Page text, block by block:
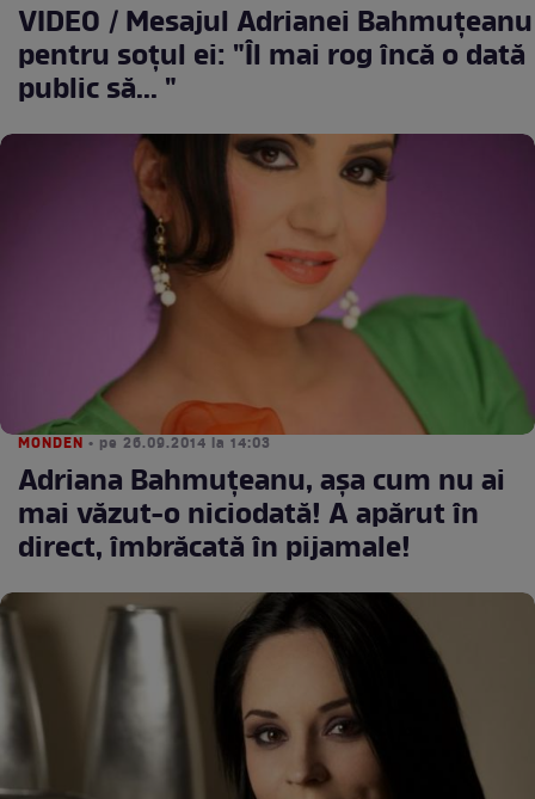
VIDEO / Mesajul Adrianei Bahmuţeanu
pentru soţul ei: "Îl mai rog încă o dată
public să... "
MONDEN • pe 26.09.2014 la 14:03
Adriana Bahmuţeanu, aşa cum nu ai
mai văzut-o niciodată! A apărut în
direct, îmbrăcată în pijamale!